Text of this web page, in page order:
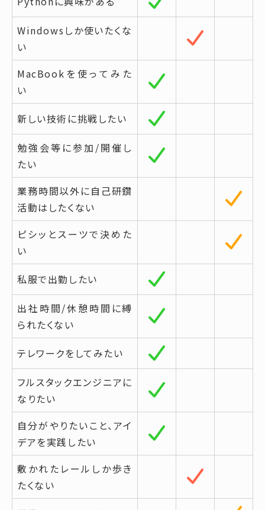
Windowsしか使いたくな
い
MacBookを使ってみた
い
新しい技術に挑戦したい
勉強会等に参加/開催し
たい
業務時間以外に自己研鑽
活動はしたくない
ピシッとスーツで決めた
い
私服で出勤したい
出社時間/休憩時間に縛
られたくない
テレワークをしてみたい
フルスタックエンジニアに
なりたい
自分がやりたいこと、アイ
デアを実践したい
敷かれたレールしか歩き
たくない